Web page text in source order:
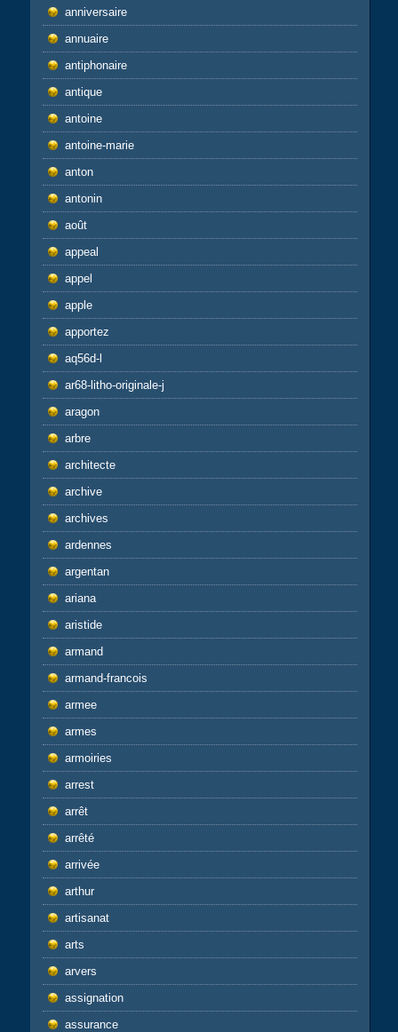
anniversaire
annuaire
antiphonaire
antique
antoine
antoine-marie
anton
antonin
août
appeal
appel
apple
apportez
aq56d-l
ar68-litho-originale-j
aragon
arbre
architecte
archive
archives
ardennes
argentan
ariana
aristide
armand
armand-francois
armee
armes
armoiries
arrest
arrêt
arrêté
arrivée
arthur
artisanat
arts
arvers
assignation
assurance